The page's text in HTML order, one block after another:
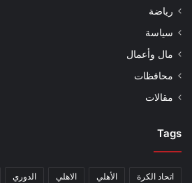
رياضة
سياسة
مال وأعمال
محافظات
مقالات
Tags
اتحاد الكرة الأهلي الاهلي الدوري